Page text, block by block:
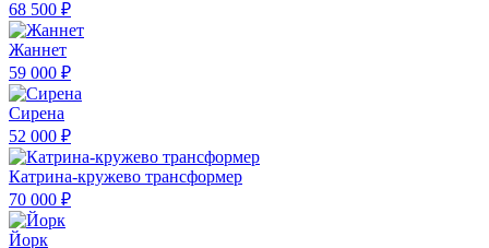
68 500 ₽
Жаннет
59 000 ₽
Сирена
52 000 ₽
Катрина-кружево трансформер
70 000 ₽
Йорк